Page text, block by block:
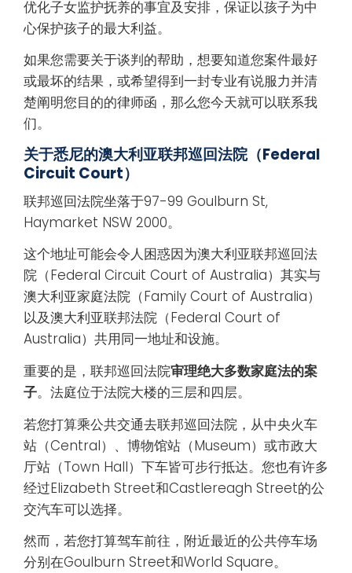
优化子女监护抚养的事宜及安排，保证以孩子为中
心保护孩子的最大利益。
如果您需要关于谈判的帮助，想要知道您案件最好
或最坏的结果，或希望得到一封专业有说服力并清
楚阐明您目的的律师函，那么您今天就可以联系我
们。
关于悉尼的澳大利亚联邦巡回法院（Federal
Circuit Court）
联邦巡回法院坐落于97-99 Goulburn St,
Haymarket NSW 2000。
这个地址可能会令人困惑因为澳大利亚联邦巡回法
院（Federal Circuit Court of Australia）其实与
澳大利亚家庭法院（Family Court of Australia）
以及澳大利亚联邦法院（Federal Court of
Australia）共用同一地址和设施。
重要的是，联邦巡回法院审理绝大多数家庭法的案
子。法庭位于法院大楼的三层和四层。
若您打算乘公共交通去联邦巡回法院，从中央火车
站（Central）、博物馆站（Museum）或市政大
厅站（Town Hall）下车皆可步行抵达。您也有许多
经过Elizabeth Street和Castlereagh Street的公
交汽车可以选择。
然而，若您打算驾车前往，附近最近的公共停车场
分别在Goulburn Street和World Square。